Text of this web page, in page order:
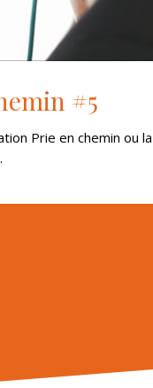
#5
Prie en chemin ou la